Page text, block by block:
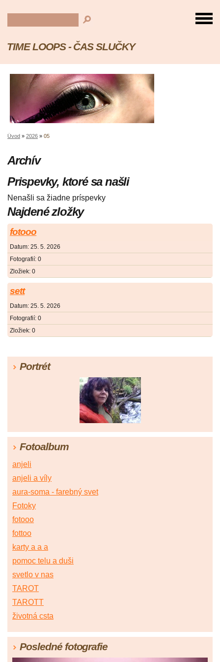
TIME LOOPS - ČAS SLUČKY
Úvod » 2026 » 05
Archív
Prispevky, ktoré sa našli
Nenašli sa žiadne príspevky
Najdené zložky
fotooo
Datum: 25. 5. 2026
Fotografií: 0
Zložiek: 0
sett
Datum: 25. 5. 2026
Fotografií: 0
Zložiek: 0
Portrét
Fotoalbum
anjeli
anjeli a víly
aura-soma - farebný svet
Fotoky
fotooo
fottoo
karty a a a
pomoc telu a duši
svetlo v nas
TAROT
TAROTT
životná csta
Posledné fotografie